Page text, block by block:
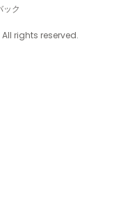
ク
rights reserved.